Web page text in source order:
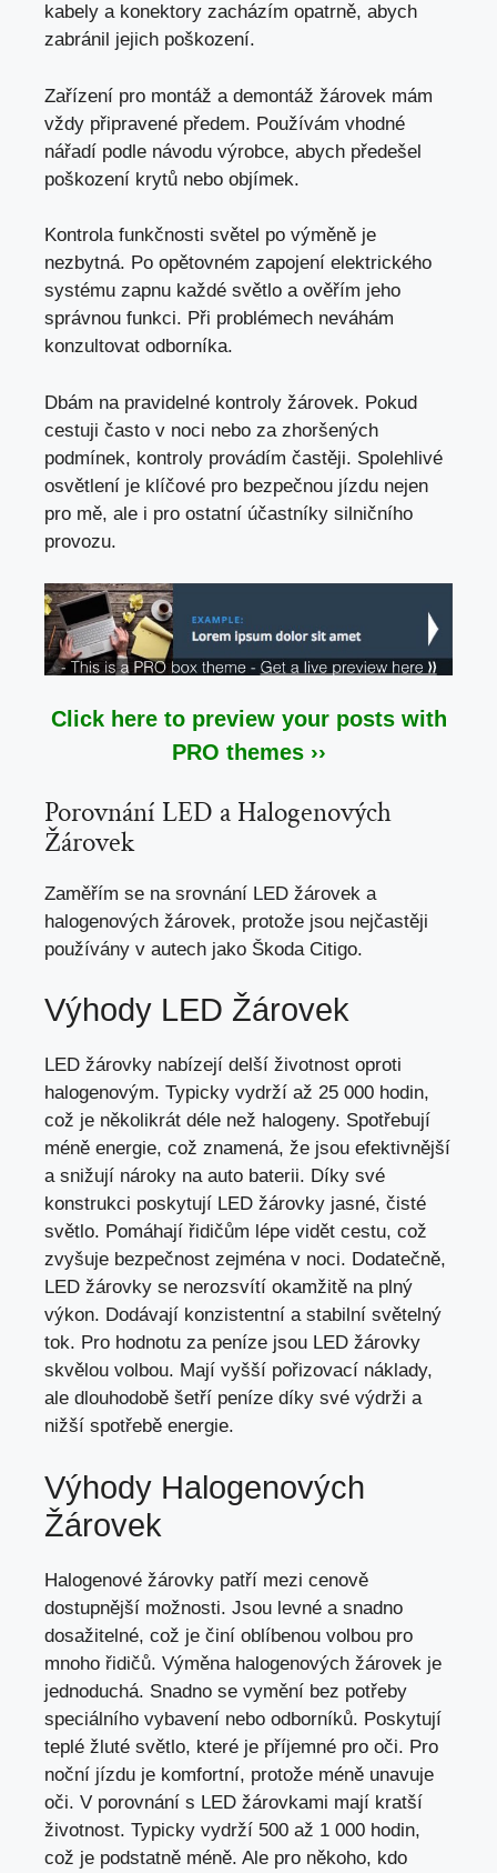
kabely a konektory zacházím opatrně, abych
zabránil jejich poškození.
Zařízení pro montáž a demontáž žárovek mám
vždy připravené předem. Používám vhodné
nářadí podle návodu výrobce, abych předešel
poškození krytů nebo objímek.
Kontrola funkčnosti světel po výměně je
nezbytná. Po opětovném zapojení elektrického
systému zapnu každé světlo a ověřím jeho
správnou funkci. Při problémech neváhám
konzultovat odborníka.
Dbám na pravidelné kontroly žárovek. Pokud
cestuji často v noci nebo za zhoršených
podmínek, kontroly provádím častěji. Spolehlivé
osvětlení je klíčové pro bezpečnou jízdu nejen
pro mě, ale i pro ostatní účastníky silničního
provozu.
Click here to preview your posts with
PRO themes ››
Porovnání LED a Halogenových
Žárovek
Zaměřím se na srovnání LED žárovek a
halogenových žárovek, protože jsou nejčastěji
používány v autech jako Škoda Citigo.
Výhody LED Žárovek
LED žárovky nabízejí delší životnost oproti
halogenovým. Typicky vydrží až 25 000 hodin,
což je několikrát déle než halogeny. Spotřebují
méně energie, což znamená, že jsou efektivnější
a snižují nároky na auto baterii. Díky své
konstrukci poskytují LED žárovky jasné, čisté
světlo. Pomáhají řidičům lépe vidět cestu, což
zvyšuje bezpečnost zejména v noci. Dodatečně,
LED žárovky se nerozsvítí okamžitě na plný
výkon. Dodávají konzistentní a stabilní světelný
tok. Pro hodnotu za peníze jsou LED žárovky
skvělou volbou. Mají vyšší pořizovací náklady,
ale dlouhodobě šetří peníze díky své výdrži a
nižší spotřebě energie.
Výhody Halogenových
Žárovek
Halogenové žárovky patří mezi cenově
dostupnější možnosti. Jsou levné a snadno
dosažitelné, což je činí oblíbenou volbou pro
mnoho řidičů. Výměna halogenových žárovek je
jednoduchá. Snadno se vymění bez potřeby
speciálního vybavení nebo odborníků. Poskytují
teplé žluté světlo, které je příjemné pro oči. Pro
noční jízdu je komfortní, protože méně unavuje
oči. V porovnání s LED žárovkami mají kratší
životnost. Typicky vydrží 500 až 1 000 hodin,
což je podstatně méně. Ale pro někoho, kdo